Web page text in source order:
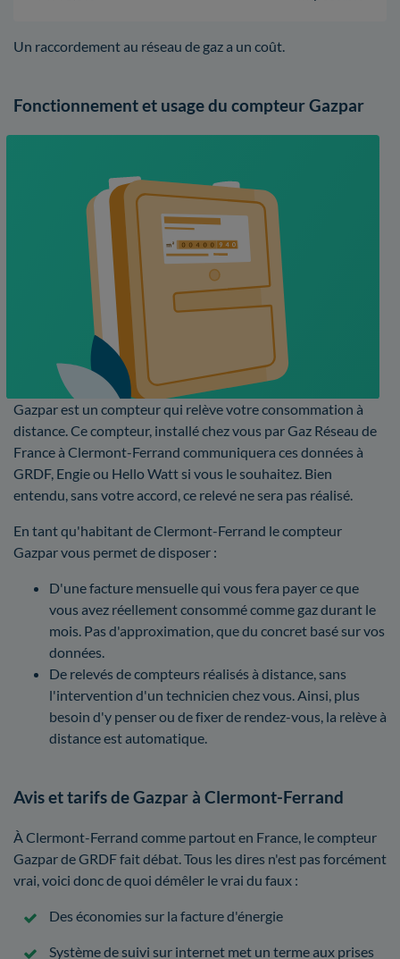
Un raccordement au réseau de gaz a un coût.
Fonctionnement et usage du compteur Gazpar
Gazpar est un compteur qui relève votre consommation à
distance. Ce compteur, installé chez vous par Gaz Réseau de
France à Clermont-Ferrand communiquera ces données à
GRDF, Engie ou Hello Watt si vous le souhaitez. Bien
entendu, sans votre accord, ce relevé ne sera pas réalisé.
En tant qu'habitant de Clermont-Ferrand le compteur
Gazpar vous permet de disposer :
D'une facture mensuelle qui vous fera payer ce que
vous avez réellement consommé comme gaz durant le
mois. Pas d'approximation, que du concret basé sur vos
données.
De relevés de compteurs réalisés à distance, sans
l'intervention d'un technicien chez vous. Ainsi, plus
besoin d'y penser ou de fixer de rendez-vous, la relève à
distance est automatique.
Avis et tarifs de Gazpar à Clermont-Ferrand
À Clermont-Ferrand comme partout en France, le compteur
Gazpar de GRDF fait débat. Tous les dires n'est pas forcément
vrai, voici donc de quoi démêler le vrai du faux :
Des économies sur la facture d'énergie
Système de suivi sur internet met un terme aux prises